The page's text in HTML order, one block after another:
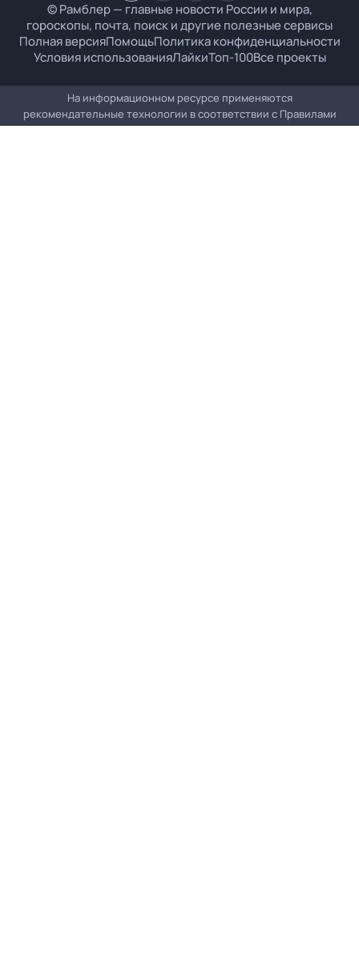
© Рамблер — главные новости России и мира,
гороскопы, почта, поиск и другие полезные сервисы
Полная версияПомощьПолитика конфиденциальности
Условия использованияЛайкиТоп-100Все проекты
На информационном ресурсе применяются
рекомендательные технологии в соответствии с Правилами